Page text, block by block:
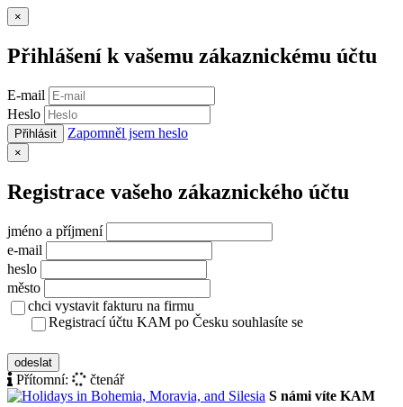
×
Přihlášení k vašemu zákaznickému účtu
E-mail
Heslo
Přihlásit Zapomněl jsem heslo
×
Registrace vašeho zákaznického účtu
jméno a příjmení
e-mail
heslo
město
chci vystavit fakturu na firmu
Registrací účtu KAM po Česku souhlasíte se
odeslat
Přítomní:
čtenář
S námi víte KAM